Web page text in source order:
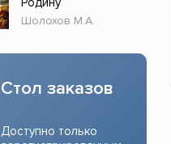
Шолохов М.А.
Стол заказов
Доступно только